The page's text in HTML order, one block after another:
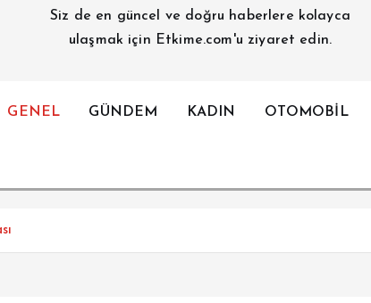
Siz de en güncel ve doğru haberlere kolayca
ulaşmak için Etkime.com'u ziyaret edin.
GENEL GÜNDEM KADIN OTOMOBİL